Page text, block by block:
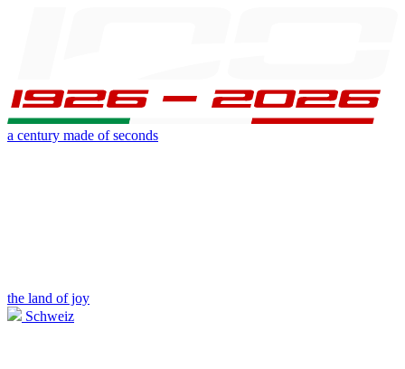
a century made of seconds
the land of joy
Schweiz